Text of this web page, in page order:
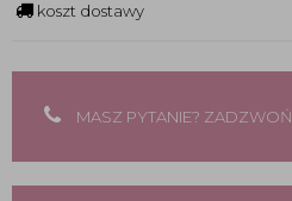
koszt dostawy
MASZ PYTANIE? ZADZWOŃ